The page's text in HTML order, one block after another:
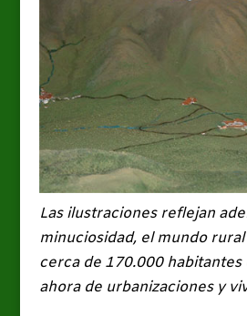
Las ilustraciones reflejan
minuciosidad, el mundo
cerca de 170.000 habitantes
ahora de urbanizaciones y